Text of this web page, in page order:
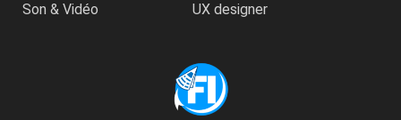
Son & Vidéo
UX designer